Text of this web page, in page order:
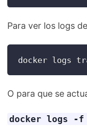
Para ver los logs
docker logs
O para que se
docker logs -